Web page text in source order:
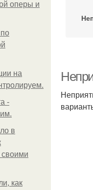
оперы и
на
-
в
своими
как